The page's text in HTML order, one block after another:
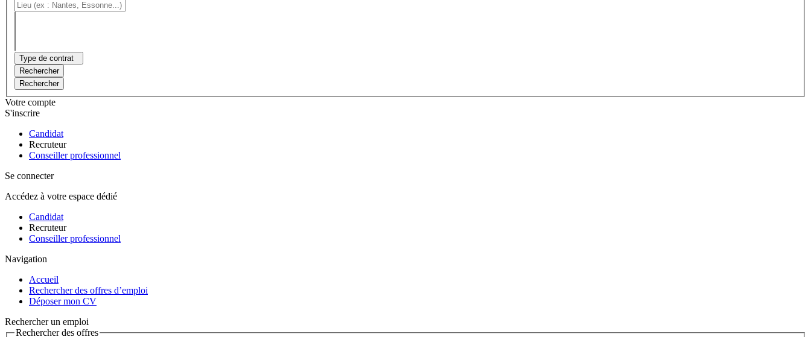
Type de contrat
Rechercher
Rechercher
Votre compte
S'inscrire
Candidat
Recruteur
Conseiller professionnel
Se connecter
Accédez à votre espace dédié
Candidat
Recruteur
Conseiller professionnel
Navigation
Accueil
Rechercher des offres d’emploi
Déposer mon CV
Rechercher un emploi
Rechercher des offres